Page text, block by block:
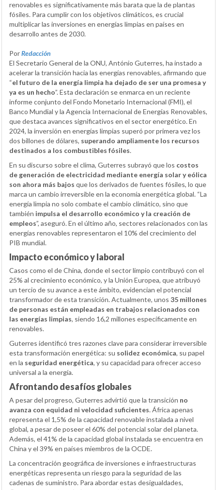
renovables es significativamente más barata que la de plantas
fósiles. Para cumplir con los objetivos climáticos, es crucial
multiplicar las inversiones en energías limpias en países en
desarrollo antes de 2030.
PorRedacción
El Secretario General de la ONU, António Guterres, ha instado a
acelerar la transición hacia las energías renovables, afirmando que
“el futuro de la energía limpia ha dejado de ser una promesa y
ya es un hecho”. Esta declaración se enmarca en un reciente
informe conjunto del Fondo Monetario Internacional (FMI), el
Banco Mundial y la Agencia Internacional de Energías Renovables,
que destaca avances significativos en el sector energético. En
2024, la inversión en energías limpias superó por primera vez los
dos billones de dólares, superando ampliamente los recursos
destinados a los combustibles fósiles.
En su discurso sobre el clima, Guterres subrayó que los costos
de generación de electricidad mediante energía solar y eólica
son ahora más bajos que los derivados de fuentes fósiles, lo que
marca un cambio irreversible en la economía energética global. “La
energía limpia no solo combate el cambio climático, sino que
también impulsa el desarrollo económico y la creación de
empleos”, aseguró. En el último año, sectores relacionados con las
energías renovables representaron el 10% del crecimiento del
PIB mundial.
Impacto económico y laboral
Casos como el de China, donde el sector limpio contribuyó con el
25% al crecimiento económico, y la Unión Europea, que atribuyó
un tercio de su avance a este ámbito, evidencian el potencial
transformador de esta transición. Actualmente, unos 35 millones
de personas están empleadas en trabajos relacionados con
las energías limpias, siendo 16,2 millones específicamente en
renovables.
Guterres identificó tres razones clave para considerar irreversible
esta transformación energética: su solidez económica, su papel
en la seguridad energética, y su capacidad para ofrecer acceso
universal a la energía.
Afrontando desafíos globales
A pesar del progreso, Guterres advirtió que la transición no
avanza con equidad ni velocidad suficientes. África apenas
representa el 1,5% de la capacidad renovable instalada a nivel
global, a pesar de poseer el 60% del potencial solar del planeta.
Además, el 41% de la capacidad global instalada se encuentra en
China y el 39% en países miembros de la OCDE.
La concentración geográfica de inversiones e infraestructuras
energéticas representa un riesgo para la seguridad de las
cadenas de suministro. Para abordar estas desigualdades,